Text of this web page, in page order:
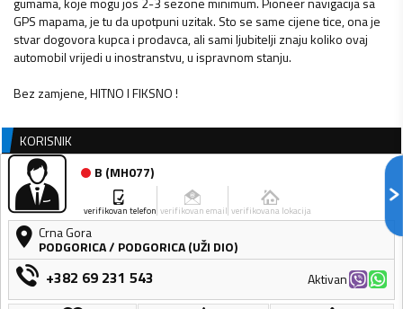
GPS mapama, je tu da upotpuni uzitak. Sto se same cijene tice, ona je
stvar dogovora kupca i prodavca, ali sami ljubitelji znaju koliko ovaj
automobil vrijedi u inostranstvu, u ispravnom stanju.
Bez zamjene, HITNO I FIKSNO !
KORISNIK
B (MH077)
verifikovan telefon verifikovan email verifikovana lokacija
Crna Gora
PODGORICA/ PODGORICA (UŽI DIO)
+382 69 231 543 Aktivan